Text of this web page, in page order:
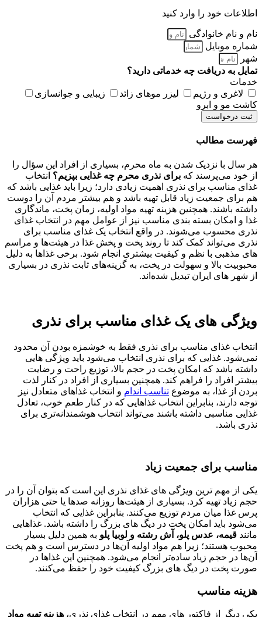
اطلاعات خود را وارد کنید
نام و نام خانوادگی
شماره موبایل
شهر
تمایل به دریافت چه خدماتی دارید؟
خدمات
لاغری و رژیم
لیزر موهای زائد
زیبایی و جوانسازی
کاشت مو و ابرو
ثبت درخواست
فهرست مطالب
هر سال با نزدیک شدن به ماه محرم، بسیاری از افراد این سؤال را
از خود می‌پرسند که برای نذری محرم چه غذایی بپزیم؟ انتخاب
غذای مناسب برای نذری اهمیت زیادی دارد؛ زیرا باید غذایی باشد که
هم برای جمعیت زیاد قابل تهیه باشد و هم بیشتر مردم آن را دوست
داشته باشند. همچنین هزینه تهیه مواد اولیه، زمان پخت، ماندگاری
غذا و امکان بسته‌ بندی مناسب نیز از عوامل مهم در انتخاب غذای
نذری محسوب می‌شوند. در واقع انتخاب یک غذای مناسب برای
نذری می‌تواند کمک کند تا روند پخت و پخش غذا در هیئت‌ها و مراسم‌
های مذهبی با نظم و کیفیت بیشتری انجام شود. برخی غذاها به دلیل
محبوبیت بالا و سهولت در پخت، به گزینه‌های ثابت نذری در بسیاری
از شهر های ایران تبدیل شده‌اند.
ویژگی‌ های یک غذای مناسب برای نذری
انتخاب غذای مناسب برای نذری فقط به خوشمزه بودن آن محدود
نمی‌شود. غذایی که برای نذری انتخاب می‌شود باید ویژگی‌ هایی
داشته باشد که امکان پخت در حجم بالا، توزیع راحت و رضایت
بیشتر افراد را فراهم کند. همچنین بسیاری از افراد در کنار لذت
بردن از غذا، به موضوع تناسب اندام و انتخاب غذاهای متعادل نیز
توجه دارند، بنابراین انتخاب غذاهایی که در کنار طعم خوب، تعادل
غذایی مناسبی داشته باشند می‌تواند انتخاب هوشمندانه‌تری برای
نذری باشد.
مناسب برای جمعیت زیاد
یکی از مهم‌ ترین ویژگی‌ های غذای نذری این است که بتوان آن را در
حجم زیاد تهیه کرد. بسیاری از هیئت‌ها روزانه صدها یا حتی هزاران
پرس غذا میان مردم توزیع می‌کنند. بنابراین غذایی که انتخاب
می‌شود باید امکان پخت در دیگ‌ های بزرگ را داشته باشد. غذاهایی
مانند قیمه، عدس پلو، آش رشته و لوبیا پلو به همین دلیل بسیار
محبوب هستند؛ زیرا هم مواد اولیه آن‌ها در دسترس است و هم پخت
آن‌ها در حجم زیاد ساده‌تر انجام می‌شود. همچنین این غذاها در
صورت پخت در دیگ‌ های بزرگ کیفیت خود را حفظ می‌کنند.
هزینه مناسب
یکی دیگر از فاکتور های مهم در انتخاب غذای نذری، هزینه تهیه مواد